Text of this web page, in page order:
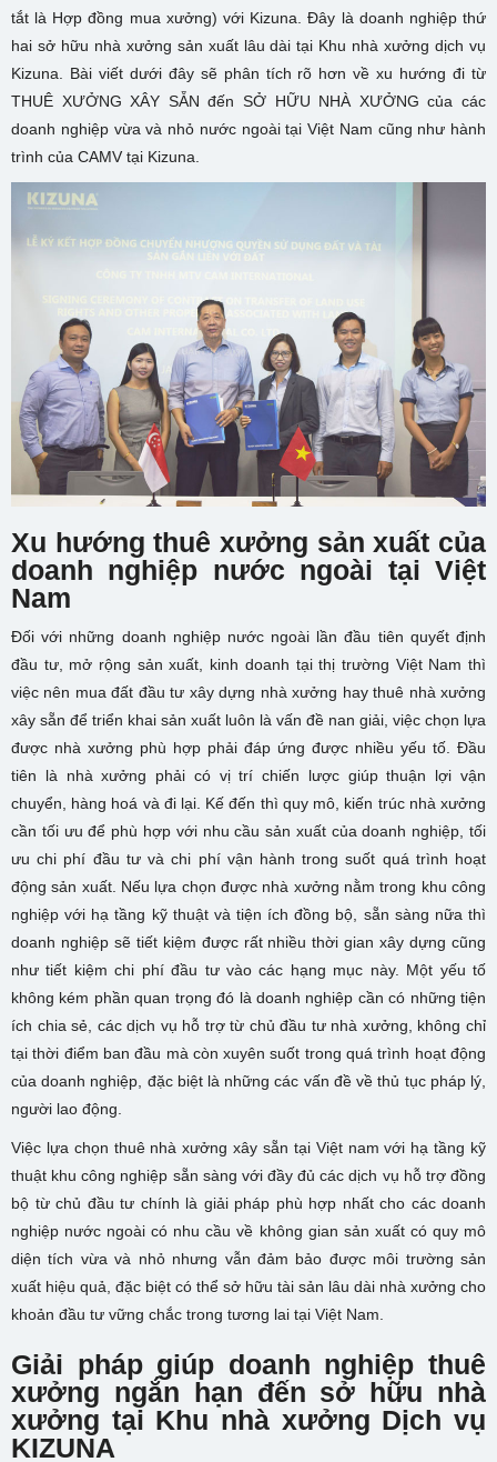
tắt là Hợp đồng mua xưởng) với Kizuna. Đây là doanh nghiệp thứ
hai sở hữu nhà xưởng sản xuất lâu dài tại Khu nhà xưởng dịch vụ
Kizuna. Bài viết dưới đây sẽ phân tích rõ hơn về xu hướng đi từ
THUÊ XƯỞNG XÂY SẴN đến SỞ HỮU NHÀ XƯỞNG của các
doanh nghiệp vừa và nhỏ nước ngoài tại Việt Nam cũng như hành
trình của CAMV tại Kizuna.
Xu hướng thuê xưởng sản xuất của
doanh nghiệp nước ngoài tại Việt
Nam
Đối với những doanh nghiệp nước ngoài lần đầu tiên quyết định
đầu tư, mở rộng sản xuất, kinh doanh tại thị trường Việt Nam thì
việc nên mua đất đầu tư xây dựng nhà xưởng hay thuê nhà xưởng
xây sẵn để triển khai sản xuất luôn là vấn đề nan giải, việc chọn lựa
được nhà xưởng phù hợp phải đáp ứng được nhiều yếu tố. Đầu
tiên là nhà xưởng phải có vị trí chiến lược giúp thuận lợi vận
chuyển, hàng hoá và đi lại. Kế đến thì quy mô, kiến trúc nhà xưởng
cần tối ưu để phù hợp với nhu cầu sản xuất của doanh nghiệp, tối
ưu chi phí đầu tư và chi phí vận hành trong suốt quá trình hoạt
động sản xuất. Nếu lựa chọn được nhà xưởng nằm trong khu công
nghiệp với hạ tầng kỹ thuật và tiện ích đồng bộ, sẵn sàng nữa thì
doanh nghiệp sẽ tiết kiệm được rất nhiều thời gian xây dựng cũng
như tiết kiệm chi phí đầu tư vào các hạng mục này. Một yếu tố
không kém phần quan trọng đó là doanh nghiệp cần có những tiện
ích chia sẻ, các dịch vụ hỗ trợ từ chủ đầu tư nhà xưởng, không chỉ
tại thời điểm ban đầu mà còn xuyên suốt trong quá trình hoạt động
của doanh nghiệp, đặc biệt là những các vấn đề về thủ tục pháp lý,
người lao động.
Việc lựa chọn thuê nhà xưởng xây sẵn tại Việt nam với hạ tầng kỹ
thuật khu công nghiệp sẵn sàng với đầy đủ các dịch vụ hỗ trợ đồng
bộ từ chủ đầu tư chính là giải pháp phù hợp nhất cho các doanh
nghiệp nước ngoài có nhu cầu về không gian sản xuất có quy mô
diện tích vừa và nhỏ nhưng vẫn đảm bảo được môi trường sản
xuất hiệu quả, đặc biệt có thể sở hữu tài sản lâu dài nhà xưởng cho
khoản đầu tư vững chắc trong tương lai tại Việt Nam.
Giải pháp giúp doanh nghiệp thuê
xưởng ngắn hạn đến sở hữu nhà
xưởng tại Khu nhà xưởng Dịch vụ
KIZUNA